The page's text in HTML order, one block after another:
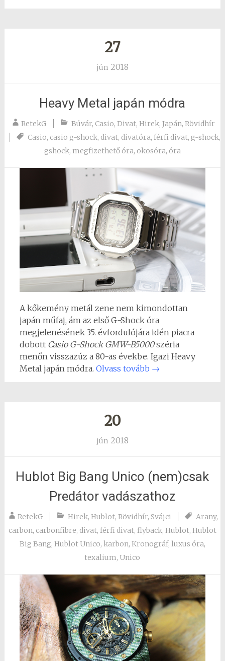
27
jún 2018
Heavy Metal japán módra
RetekG Búvár, Casio, Divat, Hirek, Japán, Rövidhír
Casio, casio g-shock, divat, divatóra, férfi divat, g-shock,
gshock, megfizethető óra, okosóra, óra
A kőkemény metál zene nem kimondottan
japán műfaj, ám az első G-Shock óra
megjelenésének 35. évfordulójára idén piacra
dobott Casio G-Shock GMW-B5000széria
menőn visszazúz a 80-as évekbe. Igazi Heavy
Metal japán módra. Olvass tovább →
20
jún 2018
Hublot Big Bang Unico (nem)csak
Predátor vadászathoz
RetekG Hirek,Hublot,Rövidhír,Svájci Arany,
carbon, carbonfibre, divat, férfi divat, flyback, Hublot, Hublot
Big Bang, Hublot Unico, karbon, Kronográf, luxus óra,
texalium, Unico